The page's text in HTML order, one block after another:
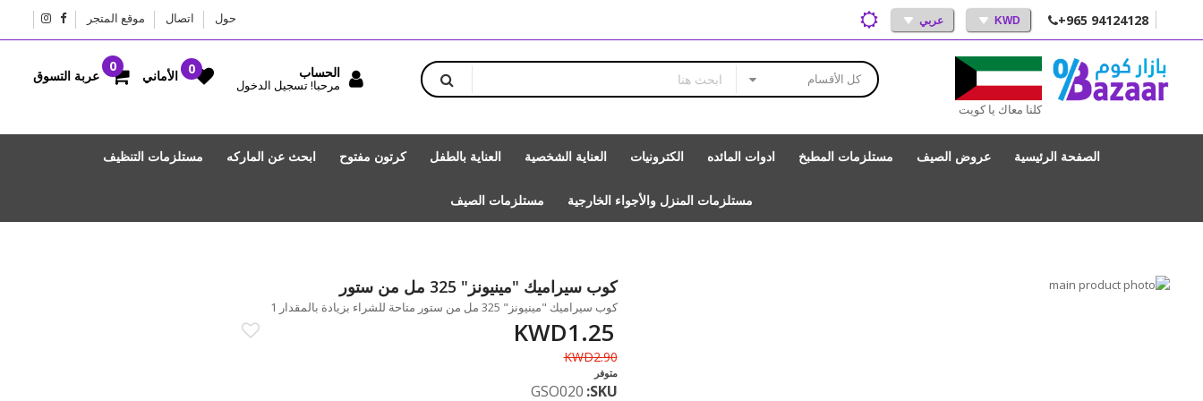
+965 94124128
KWD عربي حول اتصال موقع المتجر
كلنا معاك يا كويت
كل الأقسام
الصفحة الرئيسية عروض الصيف مستلزمات المطبخ ادوات المائده الكترونيات العناية الشخصية العناية بالطفل كرتون مفتوح ابحث عن الماركه مستلزمات التنظيف
مستلزمات المنزل والأجواء الخارجية مستلزمات الصيف
الحساب
مرحبا! تسجيل الدخول
الأماني عربة التسوق
انتقل
كوب سيراميك "مينيونز" 325 مل من ستور
كوب سيراميك "مينيونز" 325 مل من ستور متاحة للشراء بزيادة بالمقدار 1
KWD1.25
KWD2.90
متوفر
SKU
GSO020